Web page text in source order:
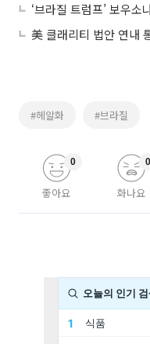
#헤알화 #브라질
좋아요
0
화나요
0